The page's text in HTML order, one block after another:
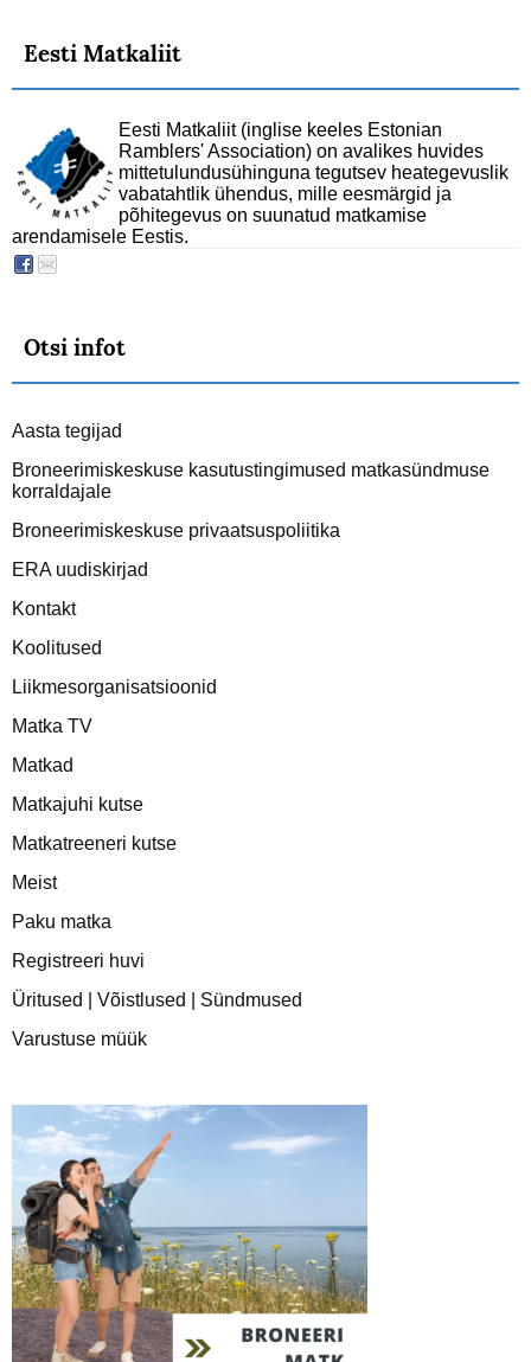
Eesti Matkaliit
Eesti Matkaliit (inglise keeles Estonian
Ramblers' Association) on avalikes huvides
mittetulundusühinguna tegutsev heategevuslik
vabatahtlik ühendus, mille eesmärgid ja
põhitegevus on suunatud matkamise
arendamisele Eestis.
Otsi infot
Aasta tegijad
Broneerimiskeskuse kasutustingimused matkasündmuse
korraldajale
Broneerimiskeskuse privaatsuspoliitika
ERA uudiskirjad
Kontakt
Koolitused
Liikmesorganisatsioonid
Matka TV
Matkad
Matkajuhi kutse
Matkatreeneri kutse
Meist
Paku matka
Registreeri huvi
Üritused | Võistlused | Sündmused
Varustuse müük